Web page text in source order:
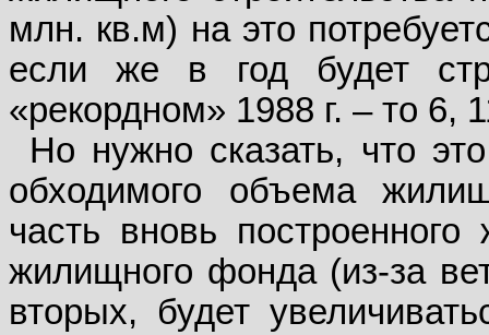
млн. кв.м) на это
если же в год будет
«рекордном» 1988 г. – то 6,
Но нужно сказать, что
обходимого объема
часть вновь
жилищного фонда (из-за
вторых, будет